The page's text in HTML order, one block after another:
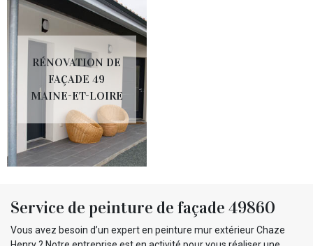
RÉNOVATION DE
FAÇADE 49
MAINE-ET-LOIRE
Service de peinture de façade 49860
Vous avez besoin d’un expert en peinture mur extérieur Chaze